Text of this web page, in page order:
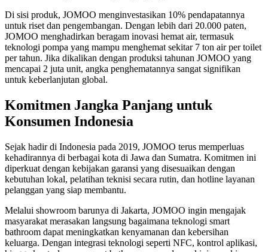
Di sisi produk, JOMOO menginvestasikan 10% pendapatannya
untuk riset dan pengembangan. Dengan lebih dari 20.000 paten,
JOMOO menghadirkan beragam inovasi hemat air, termasuk
teknologi pompa yang mampu menghemat sekitar 7 ton air per toilet
per tahun. Jika dikalikan dengan produksi tahunan JOMOO yang
mencapai 2 juta unit, angka penghematannya sangat signifikan
untuk keberlanjutan global.
Komitmen Jangka Panjang untuk
Konsumen Indonesia
Sejak hadir di Indonesia pada 2019, JOMOO terus memperluas
kehadirannya di berbagai kota di Jawa dan Sumatra. Komitmen ini
diperkuat dengan kebijakan garansi yang disesuaikan dengan
kebutuhan lokal, pelatihan teknisi secara rutin, dan hotline layanan
pelanggan yang siap membantu.
Melalui showroom barunya di Jakarta, JOMOO ingin mengajak
masyarakat merasakan langsung bagaimana teknologi smart
bathroom dapat meningkatkan kenyamanan dan kebersihan
keluarga. Dengan integrasi teknologi seperti NFC, kontrol aplikasi,